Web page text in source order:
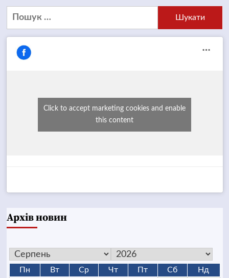
Пошук:
Click to accept marketing cookies and enable
this content
Архів новин
Пн Вт Ср Чт Пт Сб Нд